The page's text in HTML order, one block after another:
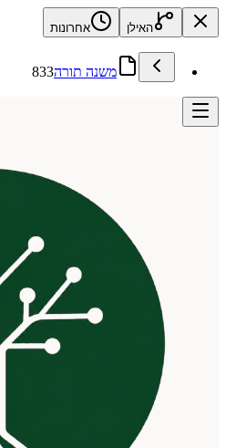
האילן אחרונות
משנה תורה833